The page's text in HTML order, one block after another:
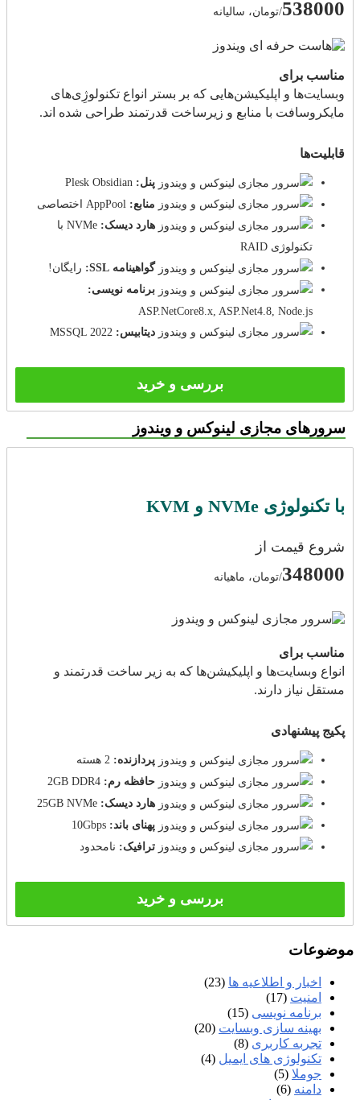
538000/تومان، سالیانه
مناسب برای
وبسایت‌ها و اپلیکیشن‌هایی که بر بستر انواع تکنولوژِی‌های
مایکروسافت با منابع و زیرساخت قدرتمند طراحی شده اند.
قابلیت‌ها
پنل:
منابع:
هارد دیسک:
NVMe با
تکنولوژی RAID
گواهینامه SSL:
رایگان!
برنامه نویسی:
ASP.NetCore8.x, ASP.Net4.8, Node.js
دیتابیس: MSSQL 2022
بررسی و خرید
سرورهای مجازی لینوکس و ویندوز
با تکنولوژی NVMe و KVM
شروع قیمت از
348000/تومان، ماهیانه
مناسب برای
انواع وبسایت‌ها و اپلیکیشن‌ها که به زیر ساخت قدرتمند و
مستقل نیاز دارند.
پکیج پیشنهادی
پردازنده:
حافظه رم:
هارد دیسک:
پهنای باند:
ترافیک: نامحدود
بررسی و خرید
موضوعات
اخبار و اطلاعیه ها (23)
امنیت (17)
برنامه نویسی (15)
بهینه سازی وبسایت (20)
تجربه کاربری (8)
تکنولوژی های ایمیل (4)
جوملا (5)
دامنه (6)